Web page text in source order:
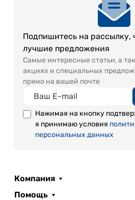
Хлор Cl⁻
Калий
K⁺
7-12 Сульфат SO₄²⁻
Магний
Mg²⁺
84- Гидрокарбонат
Кальций
Ca²⁺
-279
Метакремниевая кислота
При соблюдении условий
срока годности, возможно
Подпишитесь на рассылку,
лучшие предложения
Самые интересные статьи, а
акциях и специальных
прямо на вашей почте
Нажимая на кнопку
я принимаю условия
персональных данных
Компания
Помощь